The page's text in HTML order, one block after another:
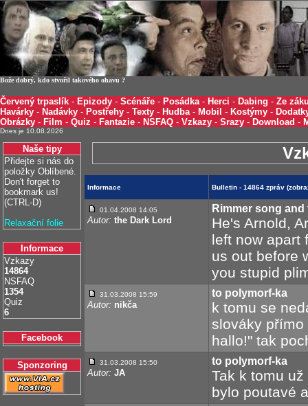
Bože dobrý, kdo stvořil takového ohavu ?
Červený trpaslík - Epizody - Scénáře - Posádka- Herci - Dabing - Ze
Havárky - Nadávky - Postřehy - Texty - Hudba- Mobil - Kostýmy -
Obrázky - Film - Quiz - Fantazie - NSFAQ - Vzkazy - Srazy - Download -
Dnes je 10.08.2026
Naše tipy
Přidejte si nás do
položky Oblíbené.
Don't forget to
bookmark us!
(CTRL-D)
Relaxační folie
Informace
Vzkazy
14864
NSFAQ
1354
Quiz
6
Facebook
Sponzoring
Informace Bulletin - 14864 zpráv
01.04.2008 14:05
Autor: the Dark Lord
Rimmer song
He's Arnold,
left now apart
us out before
you stupid
31.03.2008 15:59
Autor: nikča
to polymorf-ka
k tomu se
slováky přímo
hallo!" tak
31.03.2008 15:50
Autor: JA
to polymorf-ka
Tak k tomu
bylo poutavé